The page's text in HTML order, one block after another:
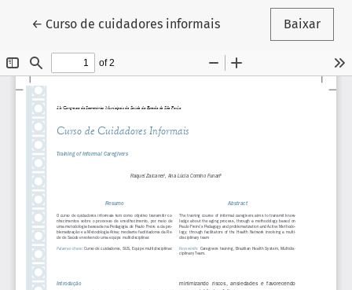
← Voltar aos Detalhes do Artigo
Curso de cuidadores informais Baixar